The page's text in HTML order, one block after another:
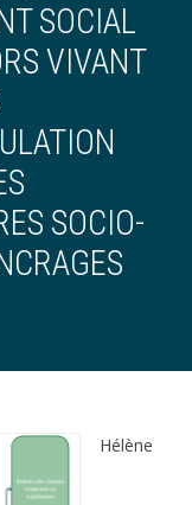
SOCIAL
VIVANT
SOCIO-
Hélène